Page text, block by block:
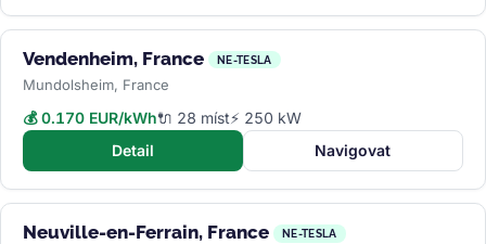
Vendenheim, France NE-TESLA
Mundolsheim, France
💰 0.170 EUR/kWh🔌 28 míst⚡ 250 kW
Detail
Navigovat
Neuville-en-Ferrain, France NE-TESLA